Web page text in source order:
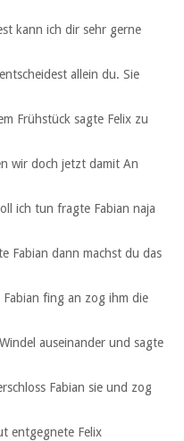
kann ich dir sehr gerne
allein du. Sie
Frühstück sagte Felix zu
wir doch jetzt damit An
ich tun fragte Fabian naja
Fabian dann machst du das
fing an zog ihm die
auseinander und sagte
Fabian sie und zog
entgegnete Felix